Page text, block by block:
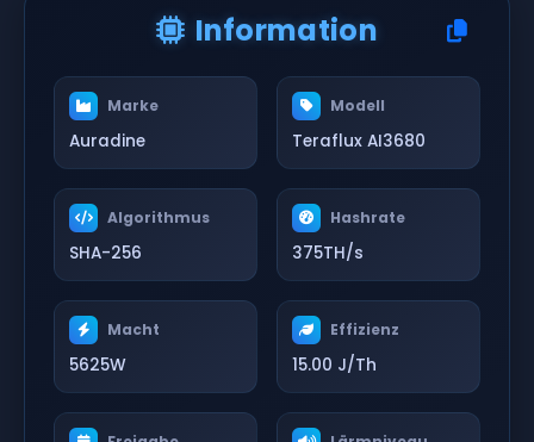
Information
Marke
Auradine
Modell
Teraflux AI3680
Algorithmus
SHA-256
Hashrate
375TH/s
Macht
5625W
Effizienz
15.00 J/Th